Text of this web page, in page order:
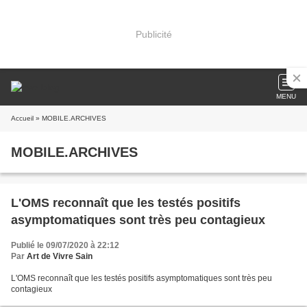
Publicité
MENU
Accueil » MOBILE.ARCHIVES
MOBILE.ARCHIVES
L'OMS reconnaît que les testés positifs
asymptomatiques sont très peu contagieux
Publié le 09/07/2020 à 22:12
Par Art de Vivre Sain
L'OMS reconnaît que les testés positifs asymptomatiques sont très peu
contagieux